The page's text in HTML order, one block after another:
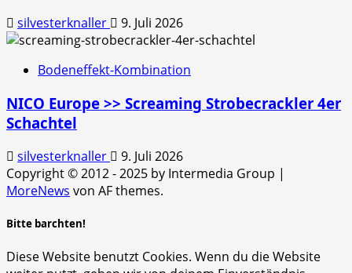
silvesterknaller 9. Juli 2026
Bodeneffekt-Kombination
NICO Europe >> Screaming Strobecrackler 4er
Schachtel
silvesterknaller
9. Juli 2026
Copyright © 2012 - 2025 by Intermedia Group |
MoreNews von AF themes.
Bitte barchten!
Diese Website benutzt Cookies. Wenn du die Website